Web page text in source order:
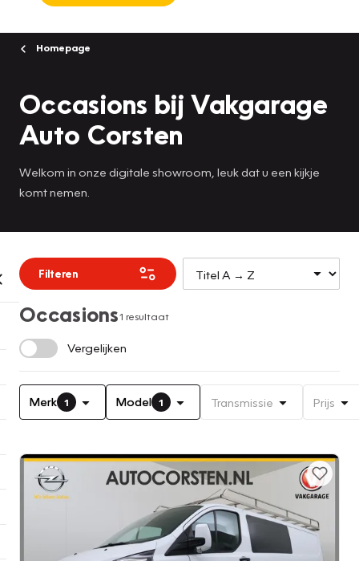
Homepage
Occasions bij Vakgarage
Auto Corsten
Welkom in onze digitale showroom, leuk dat u een kijkje
komt nemen.
Filteren
Occasions1 resultaat
Vergelijken
Merk 1 Model 1 Transmissie Prijs